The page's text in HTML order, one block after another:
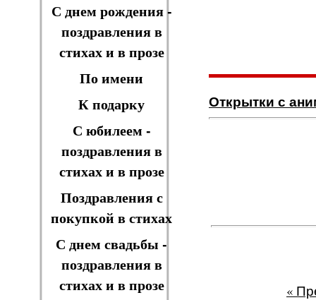
С днем рождения -
поздравления в
стихах и в прозе
По имени
К подарку
С юбилеем -
поздравления в
стихах и в прозе
Поздравления с
покупкой в стихах
С днем свадьбы -
поздравления в
стихах и в прозе
Открытки с
«